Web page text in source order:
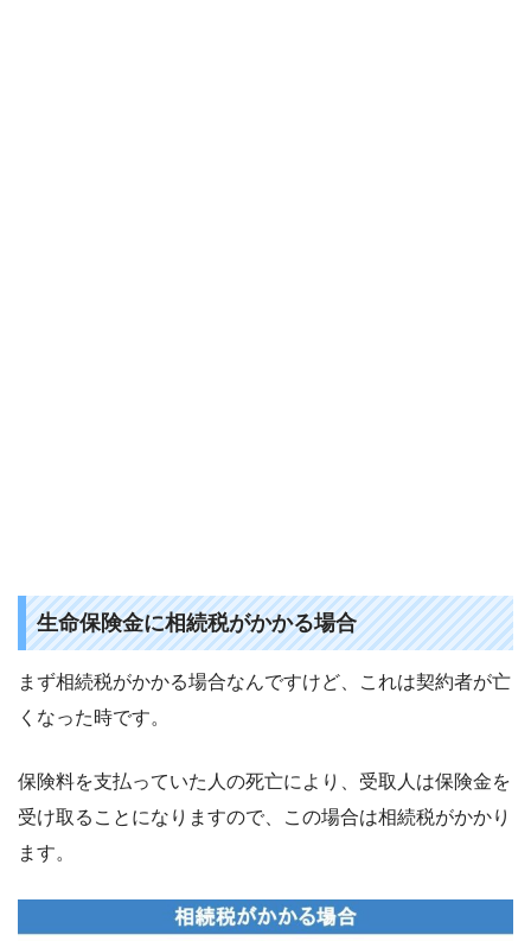
生命保険金に相続税がかかる場合
まず相続税がかかる場合なんですけど、これは契約者が亡
くなった時です。
保険料を支払っていた人の死亡により、受取人は保険金を
受け取ることになりますので、この場合は相続税がかかり
ます。